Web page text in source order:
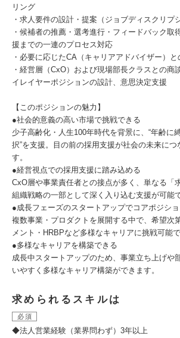
リング
・求人要件の設計・提案（ジョブディスクリプ
・候補者の推薦・選考進行・フィードバック取
援までの一連のプロセス対応
・必要に応じたCA（キャリアアドバイザー）
・経営層（CxO）および現場部長クラスとの商
イレイヤーポジションの設計、意思決定支援
【このポジションの魅力】
●社会的意義の高い市場で挑戦できる
少子高齢化・人生100年時代を背景に、“年齢に
択”を支援。目の前の採用支援が社会の未来につ
す。
●経営視点での採用支援に踏み込める
CxO層や事業責任者との接点が多く、単なる「
組織戦略の一部として深く入り込む支援が可能で
●成長フェーズのスタートアップでコアポジシ
複数事業・プロダクトを展開する中で、希望次
メント・HRBPなど多様なキャリアに挑戦可能で
●多様なキャリアを構築できる
成長中スタートアップのため、事業立ち上げや
いやすく多様なキャリア構築ができます。
求められるスキルは
必須
◆法人営業経験（業界問わず）3年以上